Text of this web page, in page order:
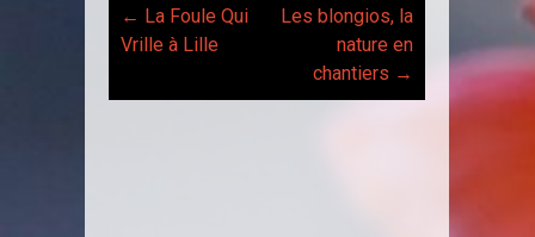
Post
← La Foule Qui
Vrille à Lille
Les blongios, la
nature en
chantiers →